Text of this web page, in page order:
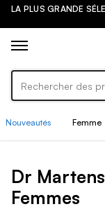
LA PLUS GRANDE
Nouveautés Femme
Dr Martens
Femmes